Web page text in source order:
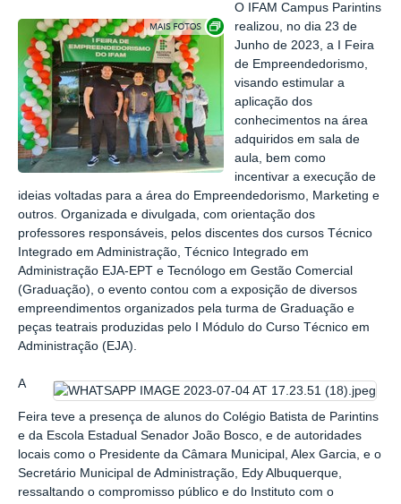
Show image carousel
O IFAM Campus Parintins
realizou, no dia 23 de
Junho de 2023, a I Feira
de Empreendedorismo,
visando estimular a
aplicação dos
conhecimentos na área
adquiridos em sala de
aula, bem como
incentivar a execução de
ideias voltadas para a área do Empreendedorismo, Marketing e
outros. Organizada e divulgada, com orientação dos
professores responsáveis, pelos discentes dos cursos Técnico
Integrado em Administração, Técnico Integrado em
Administração EJA-EPT e Tecnólogo em Gestão Comercial
(Graduação), o evento contou com a exposição de diversos
empreendimentos organizados pela turma de Graduação e
peças teatrais produzidas pelo I Módulo do Curso Técnico em
Administração (EJA).
A
Feira teve a presença de alunos do Colégio Batista de Parintins
e da Escola Estadual Senador João Bosco, e de autoridades
locais como o Presidente da Câmara Municipal, Alex Garcia, e o
Secretário Municipal de Administração, Edy Albuquerque,
ressaltando o compromisso público e do Instituto com o